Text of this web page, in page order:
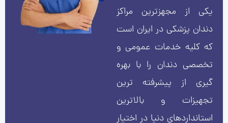
یکی از مجهزترین مراکز
دندان پزشکی در ایران است
که کلیه خدمات عمومی و
تخصصی دندان را با بهره
گیری از پیشرفته ترین
تجهیزات و بالاترین
استانداردهای دنیا در اختیار